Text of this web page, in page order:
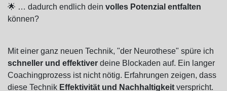
🌟 … dadurch endlich dein volles Potenzial entfalten
können?
Mit einer ganz neuen Technik, "der Neurothese" spüre ich
schneller und effektiver deine Blockaden auf. Ein langer
Coachingprozess ist nicht nötig. Erfahrungen zeigen, dass
diese Technik Effektivität und Nachhaltigkeit verspricht.